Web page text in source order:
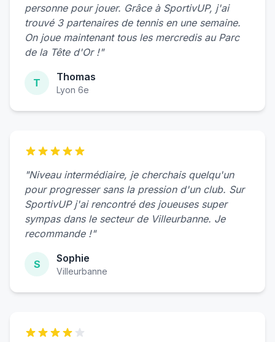
personne pour jouer. Grâce à SportivUP, j'ai
trouvé 3 partenaires de tennis en une semaine.
On joue maintenant tous les mercredis au Parc
de la Tête d'Or !"
T Thomas
Lyon 6e
"Niveau intermédiaire, je cherchais quelqu'un
pour progresser sans la pression d'un club. Sur
SportivUP j'ai rencontré des joueuses super
sympas dans le secteur de Villeurbanne. Je
recommande !"
S Sophie
Villeurbanne